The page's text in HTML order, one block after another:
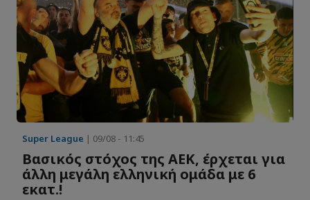
Super League | 09/08 - 11:45
Βασικός στόχος της ΑΕΚ, έρχεται για
άλλη μεγάλη ελληνική ομάδα με 6
εκατ.!